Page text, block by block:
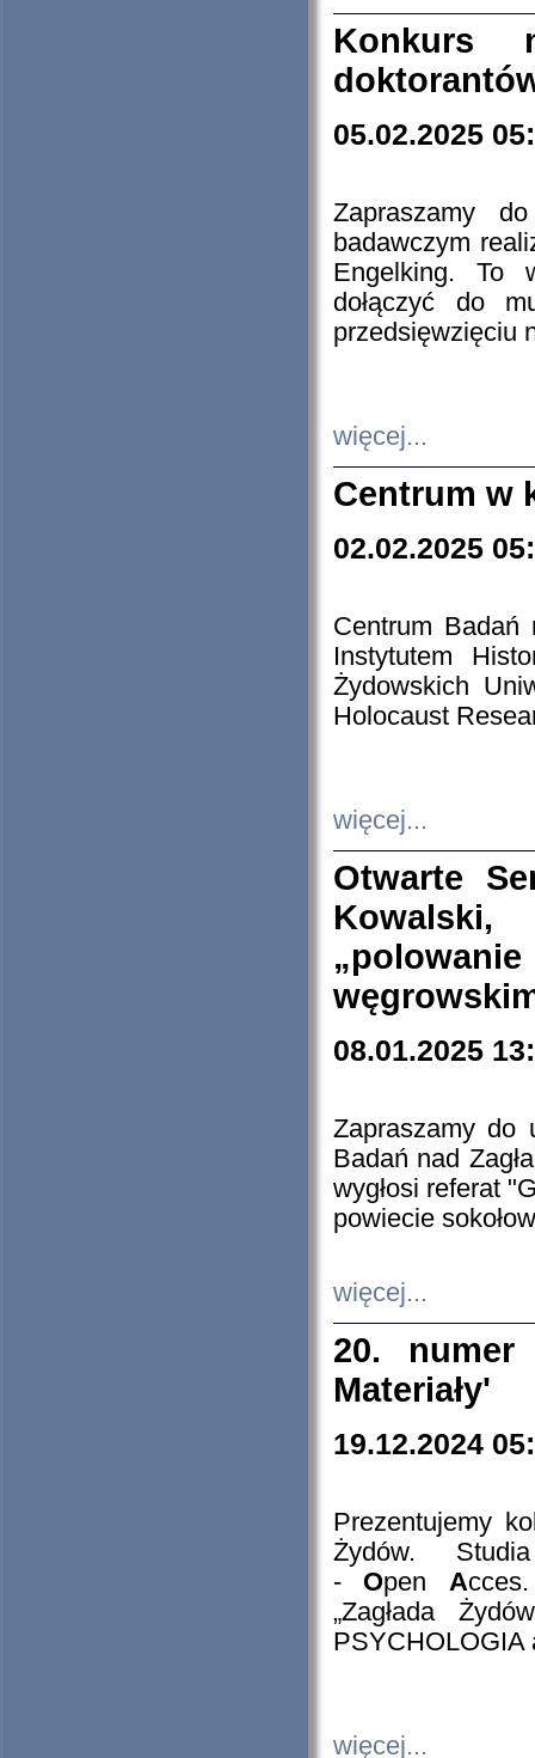
Konkurs
05.02.2025
Zapraszamy
badawczym
Engelking. To
dołączyć do
przedsięwzięciu
więcej...
Centrum w
02.02.2025
Centrum Badań
Instytutem
Żydowskich
Holocaust
więcej...
Otwarte
08.01.2025
Zapraszamy do
Badań nad
wygłosi referat
powiecie
więcej...
20. numer
Materiały'
19.12.2024
Prezentujemy
Żydów.
- Open A
„Zagłada
PSYCHOLOGIA
więcej...